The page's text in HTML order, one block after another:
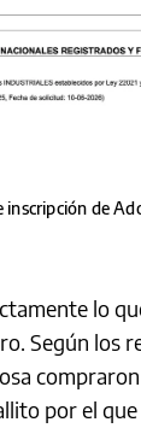
inscripción de
lo
Según los
por el